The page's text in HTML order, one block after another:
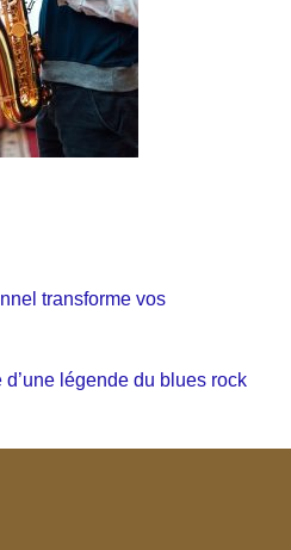
transforme vos
d’une légende du blues rock